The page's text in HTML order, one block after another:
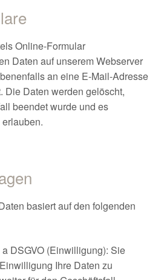
Online-Formular
Daten auf unserem Webserver
an eine E-Mail-Adresse
Die Daten werden gelöscht,
beendet wurde und es
basiert auf den folgenden
DSGVO (Einwilligung): Sie
Ihre Daten zu